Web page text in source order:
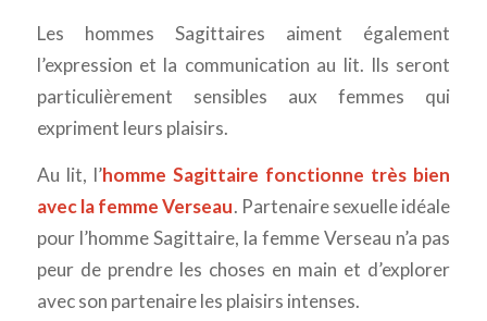
Les hommes Sagittaires aiment également
l’expression et la communication au lit. Ils seront
particulièrement sensibles aux femmes qui
expriment leurs plaisirs.
Au lit, l’homme Sagittaire fonctionne très bien
avec la femme Verseau. Partenaire sexuelle idéale
pour l’homme Sagittaire, la femme Verseau n’a pas
peur de prendre les choses en main et d’explorer
avec son partenaire les plaisirs intenses.